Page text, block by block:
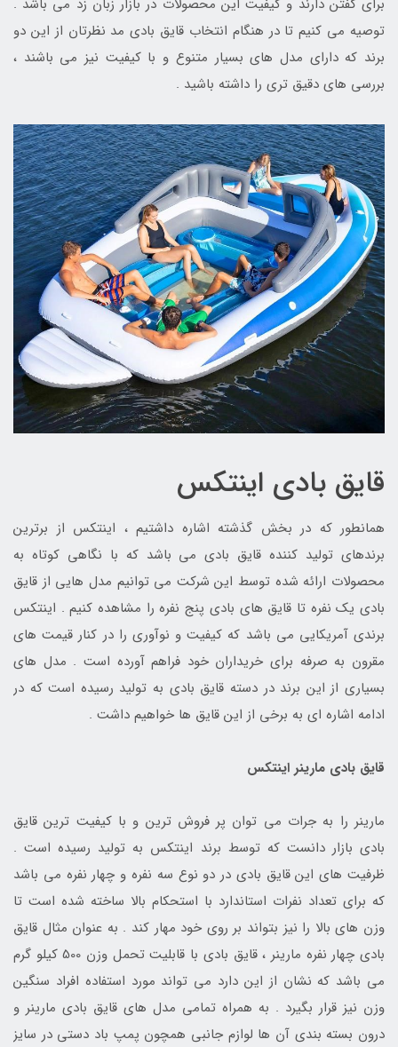
توصیه می کنیم تا در هنگام انتخاب قایق بادی مد نظرتان از این دو
برند که دارای مدل های بسیار متنوع و با کیفیت نیز می باشند ،
بررسی های دقیق تری را داشته باشید .
قایق بادی اینتکس
همانطور که در بخش گذشته اشاره داشتیم ، اینتکس از برترین
برندهای تولید کننده قایق بادی می باشد که با نگاهی کوتاه به
محصولات ارائه شده توسط این شرکت می توانیم مدل هایی از قایق
بادی یک نفره تا قایق های بادی پنج نفره را مشاهده کنیم . اینتکس
برندی آمریکایی می باشد که کیفیت و نوآوری را در کنار قیمت های
مقرون به صرفه برای خریداران خود فراهم آورده است . مدل های
بسیاری از این برند در دسته قایق بادی به تولید رسیده است که در
ادامه اشاره ای به برخی از این قایق ها خواهیم داشت .
قایق بادی مارینر اینتکس
مارینر را به جرات می توان پر فروش ترین و با کیفیت ترین قایق
بادی بازار دانست که توسط برند اینتکس به تولید رسیده است .
ظرفیت های این قایق بادی در دو نوع سه نفره و چهار نفره می باشد
که برای تعداد نفرات استاندارد با استحکام بالا ساخته شده است تا
وزن های بالا را نیز بتواند بر روی خود مهار کند . به عنوان مثال قایق
بادی چهار نفره مارینر ، قایق بادی با قابلیت تحمل وزن 500 کیلو گرم
می باشد که نشان از این دارد می تواند مورد استفاده افراد سنگین
وزن نیز قرار بگیرد . به همراه تمامی مدل های قایق بادی مارینر و
درون بسته بندی آن ها لوازم جانبی همچون پمپ باد دستی در سایز